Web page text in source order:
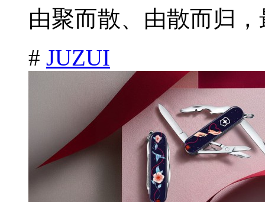
由聚而散、由散而归
# JUZUI